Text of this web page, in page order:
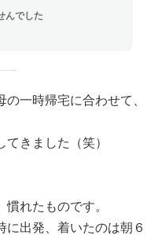
んでした
一時帰宅に合わせて、
きました（笑）
れたものです。
に出発、着いたのは朝６